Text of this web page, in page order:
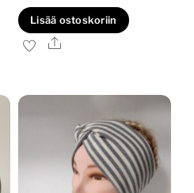
Tällä
tuotteella
muunnelma.
tuotteen
Lisää ostoskoriin
Ale